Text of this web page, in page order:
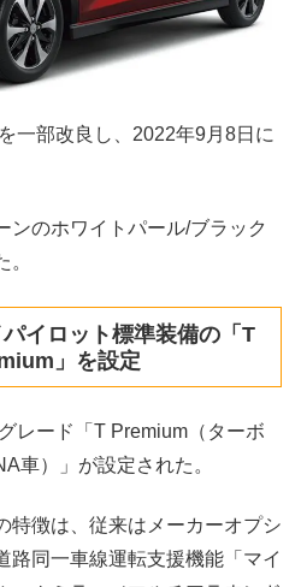
一部改良し、2022年9月8日に
ンのホワイトパール/ブラック
イロット標準装備の「T
」を設定
レード「T Premium（ターボ
車）」が設定された。
特徴は、従来はメーカーオプシ
路同一車線運転支援機能「マイ